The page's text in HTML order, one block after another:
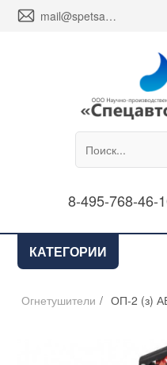
envelope mail@spetsavtomatika-m.ru
8-495-768-46-
КАТЕГОРИИ
Огнетушители / ОП-2 (з)